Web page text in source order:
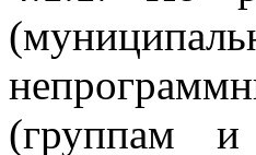
(группам и